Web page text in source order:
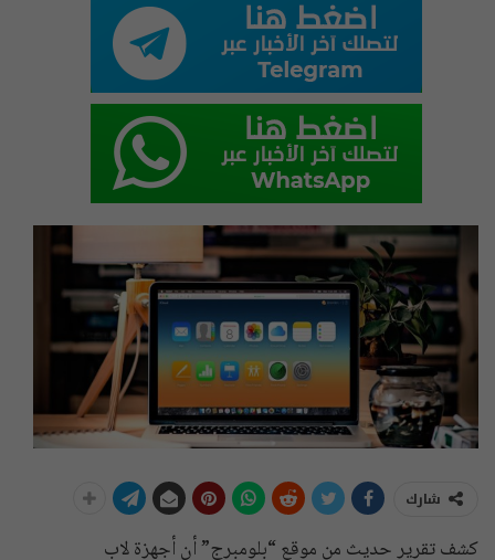
شارك
كشف تقرير حديث من موقع “بلومبرج” أن أجهزة لاب